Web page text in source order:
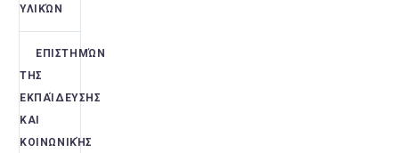
ΥΛΙΚΏΝ
ΕΠΙΣΤΗΜΏΝ
ΤΗΣ
ΕΚΠΑΊΔΕΥΣΗΣ
ΚΑΙ
ΚΟΙΝΩΝΙΚΉΣ